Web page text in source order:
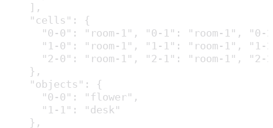
    ],
    "cells": {
"0-0": "room-1", "0-1": "room-1", "0-
"1-0": "room-1", "1-1": "room-1", "1-
"2-0": "room-1", "2-1": "room-1", "2-
    },
    "objects": {
      "0-0": "flower",
      "1-1": "desk"
    },